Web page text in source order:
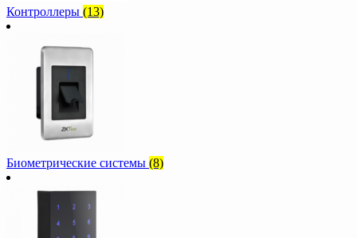
Контроллеры (13)
Биометрические системы (8)